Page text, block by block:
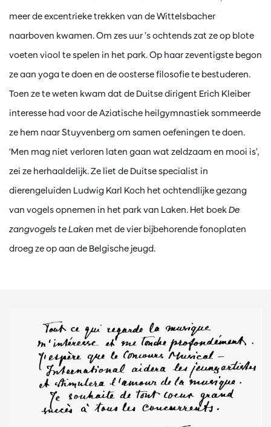
meer de excentrieke trekken van de Wittelsbacher
naarboven kwamen. Om zes uur ’s ochtends zat ze op blote
voeten viool te spelen in het park. Op haar zeventigste begon
ze aan yoga te doen en de oosterse filosofie te bestuderen.
Toen ze te weten kwam dat de Duitse dirigent Erich Kleiber
interesse had voor de Aziatische heilgymnastiek sommeerde
ze hem naar Stuyvenberg om samen oefeningen te doen.
‘Men mag niet verloren laten gaan wat zeldzaam en mooi is’,
zei ze herhaaldelijk. Ze liet de Duitse specialist in
dierengeluiden Ludwig Karl Koch het ochtendlijke gezang
van vogels opnemen in het park van Laken. Het boekDe
zangvogels te Laken met de vier bijbehorende fonoplaten
droeg ze op aan de Belgische jeugd.